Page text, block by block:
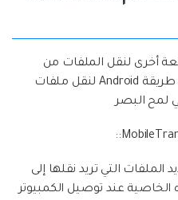
أخرى لنقل الملفات من
Android إلى الكمبيوتر. لا يستخدم طريقة Android لنقل ملفات
التي تريد نقلها إلى
الخاصية عند توصيل الكمبيوتر